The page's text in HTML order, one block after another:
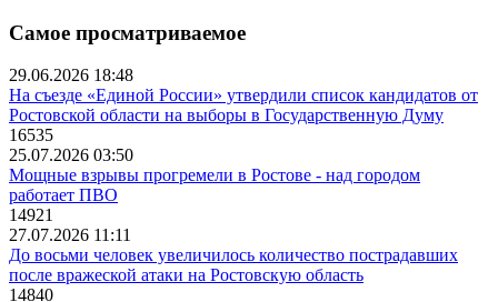
Самое просматриваемое
29.06.2026 18:48
На съезде «Единой России» утвердили список кандидатов от
Ростовской области на выборы в Государственную Думу
16535
25.07.2026 03:50
Мощные взрывы прогремели в Ростове - над городом
работает ПВО
14921
27.07.2026 11:11
До восьми человек увеличилось количество пострадавших
после вражеской атаки на Ростовскую область
14840